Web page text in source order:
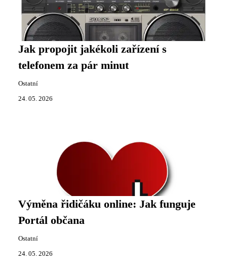
Jak propojit jakékoli zařízení s
telefonem za pár minut
Ostatní
24. 05. 2026
Výměna řidičáku online: Jak funguje
Portál občana
Ostatní
24. 05. 2026